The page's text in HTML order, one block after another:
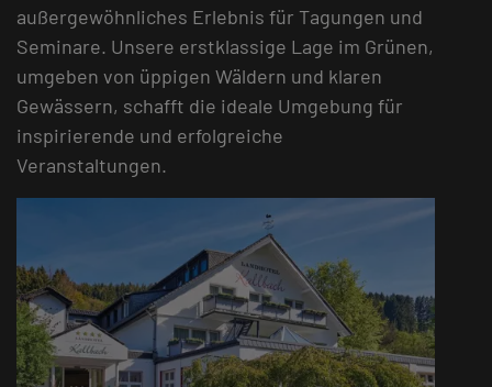
außergewöhnliches Erlebnis für Tagungen und
Seminare. Unsere erstklassige Lage im Grünen,
umgeben von üppigen Wäldern und klaren
Gewässern, schafft die ideale Umgebung für
inspirierende und erfolgreiche
Veranstaltungen.